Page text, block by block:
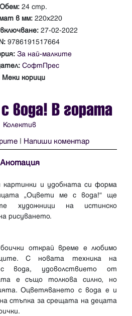
Обем: 24 стр.
в мм: 220x220
27-02-2022
9786191517664
За най-малките
СофтПрес
Меки корици
вода! В гората
Колектив
| Напиши коментар
Анотация
и удобната си форма
„Оцвети ме с вода!“ ще
художници на истинско
рисуването.
открай време е любимо
С новата техника на
вода, удоволствието от
е също толкова силно, но
Оцветяването с вода е и
стъпка за срещата на децата